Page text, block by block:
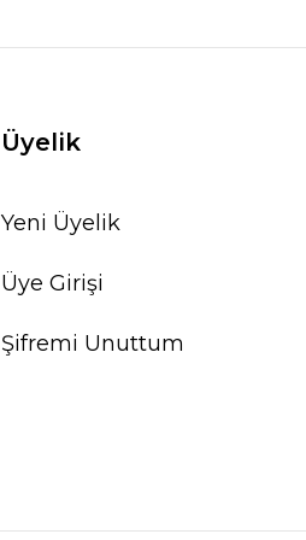
Üyelik
Yeni Üyelik
Üye Girişi
Şifremi Unuttum